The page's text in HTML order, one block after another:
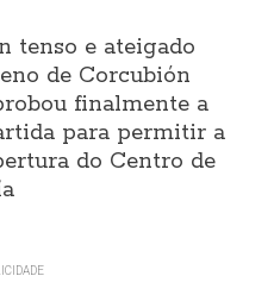
tenso e ateigado
de Corcubión
finalmente a
para permitir a
do Centro de